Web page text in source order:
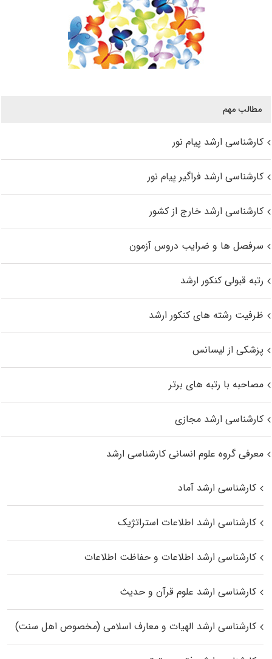
مطالب مهم
کارشناسی ارشد پیام نور
کارشناسی ارشد فراگیر پیام نور
کارشناسی ارشد خارج از کشور
سرفصل ها و ضرایب دروس آزمون
رتبه قبولی کنکور ارشد
ظرفیت رشته های کنکور ارشد
پزشکی از لیسانس
مصاحبه با رتبه های برتر
کارشناسی ارشد مجازی
معرفی گروه علوم انسانی کارشناسی ارشد
کارشناسی ارشد آماد
کارشناسی ارشد اطلاعات استراتژیک
کارشناسی ارشد اطلاعات و حفاظت اطلاعات
کارشناسی ارشد علوم قرآن و حدیث
کارشناسی ارشد الهیات و معارف اسلامی (مخصوص اهل سنت)